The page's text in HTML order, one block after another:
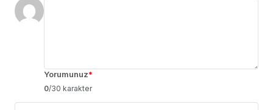
Yorumunuz*
0/30 karakter